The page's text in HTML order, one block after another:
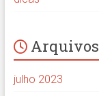
Arquivos
julho 2023